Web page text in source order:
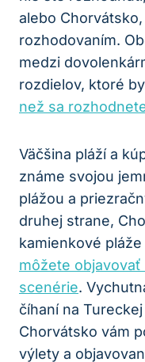
alebo
rozhodovaním.
medzi
rozdielov, ktoré by
než sa
Väčšina pláží a
známe svojou
plážou a
druhej strane,
kamienkové
môžete
scenérie.
číhaní na
Chorvátsko vám
výlety a